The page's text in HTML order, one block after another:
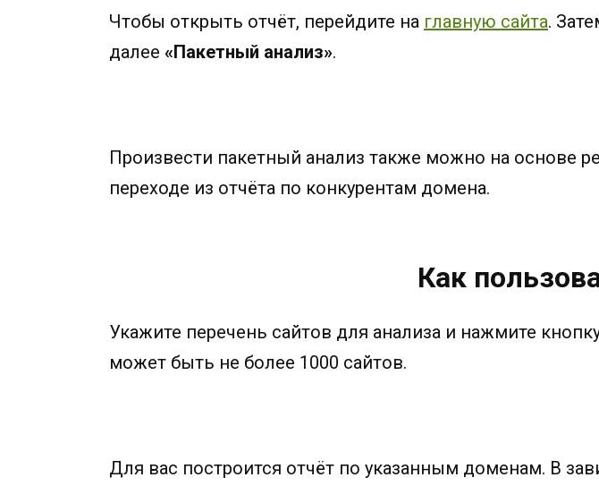
Чтобы открыть отчёт, перейдите на главную сайта.
далее «Пакетный анализ».
Произвести пакетный анализ также можно на основе
переходе из отчёта по конкурентам домена.
Как
Укажите перечень сайтов для анализа и нажмите
может быть не более 1000 сайтов.
Для вас построится отчёт по указанным доменам. В